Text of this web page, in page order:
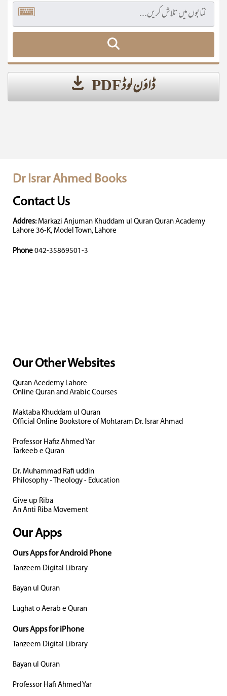
ڈاؤن لوڈ PDF
Dr Israr Ahmed Books
Contact Us
Addres: Markazi Anjuman Khuddam ul Quran Quran Academy
Lahore 36-K, Model Town, Lahore
Phone 042-35869501-3
Our Other Websites
Quran Acedemy Lahore
Online Quran and Arabic Courses
Maktaba Khuddam ul Quran
Official Online Bookstore of Mohtaram Dr. Israr Ahmad
Professor Hafiz Ahmed Yar
Tarkeeb e Quran
Dr. Muhammad Rafi uddin
Philosophy - Theology - Education
Give up Riba
An Anti Riba Movement
Our Apps
Ours Apps for Android Phone
Tanzeem Digital Library
Bayan ul Quran
Lughat o Aerab e Quran
Ours Apps for iPhone
Tanzeem Digital Library
Bayan ul Quran
Professor Hafi Ahmed Yar